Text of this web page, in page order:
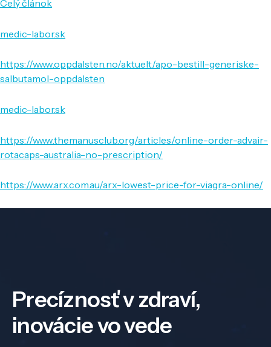
Celý článok
medic-labor.sk
https://www.oppdalsten.no/aktuelt/apo-bestill-generiske-
salbutamol-oppdalsten
medic-labor.sk
https://www.themanusclub.org/articles/online-order-advair-
rotacaps-australia-no-prescription/
https://www.arx.com.au/arx-lowest-price-for-viagra-online/
Precíznosť v zdraví,
inovácie vo vede